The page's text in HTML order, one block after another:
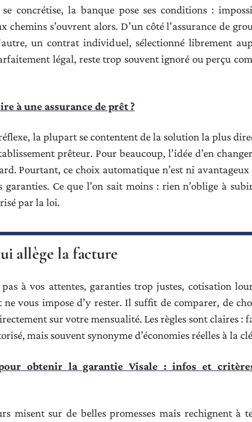
concrétise, la banque pose ses conditions :
chemins s’ouvrent alors. D’un côté l’assurance de
un contrat individuel, sélectionné librement
légal, reste trop souvent ignoré ou perçu
à une assurance de prêt ?
la plupart se contentent de la solution la plus
prêteur. Pour beaucoup, l’idée d’en
Pourtant, ce choix automatique n’est ni avantageux
Ce que l’on sait moins : rien n’oblige à
par la loi.
allège la facture
à vos attentes, garanties trop justes, cotisation
vous impose d’y rester. Il suffit de comparer, de
sur votre mensualité. Les règles sont claires :
mais souvent synonyme d’économies réelles à la
obtenir la garantie Visale : infos et
misent sur de belles promesses mais rechignent à